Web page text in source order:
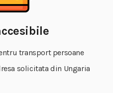
transport persoane
solicitata din Ungaria